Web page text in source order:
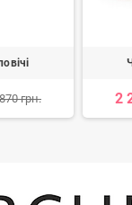
грн. 2